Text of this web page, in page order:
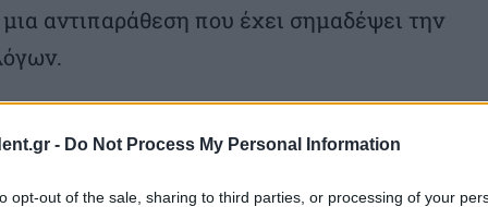
- Do Not Process My Personal Information
opt-out of the sale, sharing to third parties, or processing of your
αντιπαράθεση που έχει σημαδέψει την
ένα από τα πληρέστερα ρόστερ της